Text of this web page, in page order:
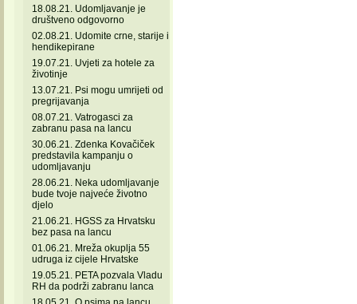
18.08.21. Udomljavanje je
društveno odgovorno
02.08.21. Udomite crne, starije i
hendikepirane
19.07.21. Uvjeti za hotele za
životinje
13.07.21. Psi mogu umrijeti od
pregrijavanja
08.07.21. Vatrogasci za
zabranu pasa na lancu
30.06.21. Zdenka Kovačiček
predstavila kampanju o
udomljavanju
28.06.21. Neka udomljavanje
bude tvoje najveće životno
djelo
21.06.21. HGSS za Hrvatsku
bez pasa na lancu
01.06.21. Mreža okuplja 55
udruga iz cijele Hrvatske
19.05.21. PETA pozvala Vladu
RH da podrži zabranu lanca